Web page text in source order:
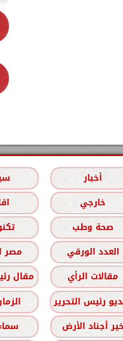
أخبار
خارجي
صحة وطب
العدد الورقي مصر
مقالات الرأي مقال
رئيس التحرير
خير أجناد الأرض